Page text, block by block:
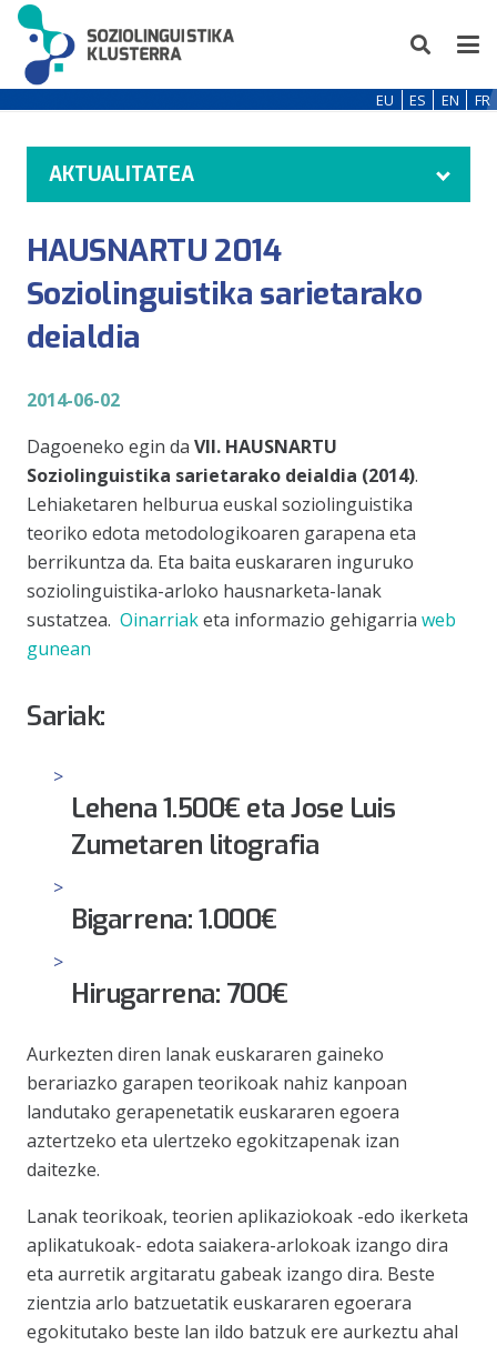
EU ES EN FR
AKTUALITATEA
HAUSNARTU 2014
Soziolinguistika sarietarako
deialdia
2014-06-02
Dagoeneko egin da VII. HAUSNARTU
Soziolinguistika sarietarako deialdia (2014).
Lehiaketaren helburua euskal soziolinguistika
teoriko edota metodologikoaren garapena eta
berrikuntza da. Eta baita euskararen inguruko
soziolinguistika-arloko hausnarketa-lanak
sustatzea. Oinarriaketa informazio gehigarria web
gunean
Sariak:
Lehena1.500€ eta Jose Luis
Zumetaren litografia
Bigarrena: 1.000€
Hirugarrena: 700€
Aurkezten diren lanak euskararen gaineko
berariazko garapen teorikoak nahiz kanpoan
landutako gerapenetatik euskararen egoera
aztertzeko eta ulertzeko egokitzapenak izan
daitezke.
Lanak teorikoak, teorien aplikaziokoak -edo ikerketa
aplikatukoak- edota saiakera-arlokoak izango dira
eta aurretik argitaratu gabeak izango dira. Beste
zientzia arlo batzuetatik euskararen egoerara
egokitutako beste lan ildo batzuk ere aurkeztu ahal